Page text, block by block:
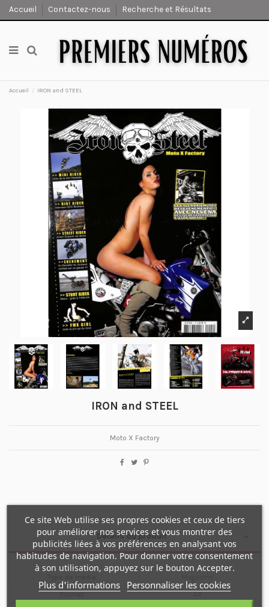
Accueil Contactez-nous Recherche et Résultats
Accueil IRON and STEEL
IRON and STEEL
Moto X Factory
Détails du produit
Ce site Web utilise ses propres cookies et ceux de tiers
pour améliorer nos services et vous montrer des
publicités liées à vos préférences en analysant vos
habitudes de navigation. Pour donner votre consentement
à son utilisation, appuyez sur le bouton Accepter.
Plus d'informations Personnaliser les cookies